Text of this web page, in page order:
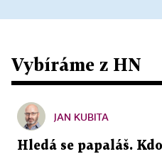
Vybíráme z HN
JAN KUBITA
Hledá se papaláš.